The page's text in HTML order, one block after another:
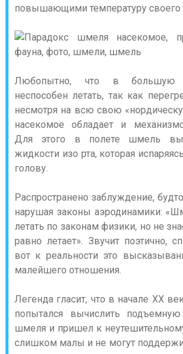
повышающими температуру своего
Любопытно, что в
неспособен летать, так как
несмотря на всю свою
насекомое обладает и
Для этого в полете шмель
жидкости изо рта, которая
голову.
Распространено заблуждение,
нарушая законы аэродинамики:
летать по законам физики, но не
равно летает». Звучит поэтично,
вот к реальности это
малейшего отношения.
Легенда гласит, что в начале XX
попытался вычислить
шмеля и пришел к
слишком малы и не могут